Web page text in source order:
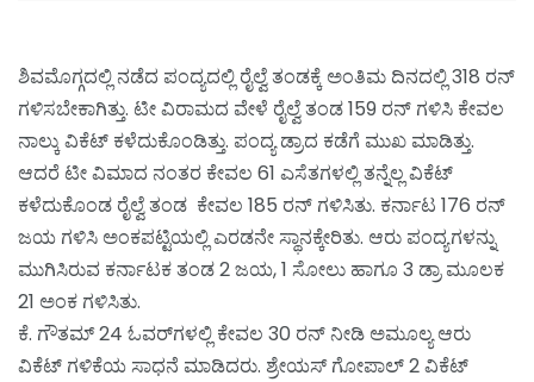
ಶಿವಮೊಗ್ಗದಲ್ಲಿ ನಡೆದ ಪಂದ್ಯದಲ್ಲಿ ರೈಲ್ವೆ ತಂಡಕ್ಕೆ ಅಂತಿಮ ದಿನದಲ್ಲಿ 318 ರನ್
ಗಳಿಸಬೇಕಾಗಿತ್ತು. ಟೀ ವಿರಾಮದ ವೇಳೆ ರೈಲ್ವೆ ತಂಡ 159 ರನ್ ಗಳಿಸಿ ಕೇವಲ
ನಾಲ್ಕು ವಿಕೆಟ್ ಕಳೆದುಕೊಂಡಿತ್ತು. ಪಂದ್ಯ ಡ್ರಾದ ಕಡೆಗೆ ಮುಖ ಮಾಡಿತ್ತು.
ಆದರೆ ಟೀ ವಿಮಾದ ನಂತರ ಕೇವಲ 61 ಎಸೆತಗಳಲ್ಲಿ ತನ್ನೆಲ್ಲ ವಿಕೆಟ್
ಕಳೆದುಕೊಂಡ ರೈಲ್ವೆ ತಂಡ ಕೇವಲ 185 ರನ್ ಗಳಿಸಿತು. ಕರ್ನಾಟ 176 ರನ್
ಜಯ ಗಳಿಸಿ ಅಂಕಪಟ್ಟಿಯಲ್ಲಿ ಎರಡನೇ ಸ್ಥಾನಕ್ಕೇರಿತು. ಆರು ಪಂದ್ಯಗಳನ್ನು
ಮುಗಿಸಿರುವ ಕರ್ನಾಟಕ ತಂಡ 2 ಜಯ, 1 ಸೋಲು ಹಾಗೂ 3 ಡ್ರಾ ಮೂಲಕ
21 ಅಂಕ ಗಳಿಸಿತು.
ಕೆ. ಗೌತಮ್ 24 ಓವರ್‌ಗಳಲ್ಲಿ ಕೇವಲ 30 ರನ್ ನೀಡಿ ಅಮೂಲ್ಯ ಆರು
ವಿಕೆಟ್ ಗಳಿಕೆಯ ಸಾಧನೆ ಮಾಡಿದರು. ಶ್ರೇಯಸ್ ಗೋಪಾಲ್ 2 ವಿಕೆಟ್